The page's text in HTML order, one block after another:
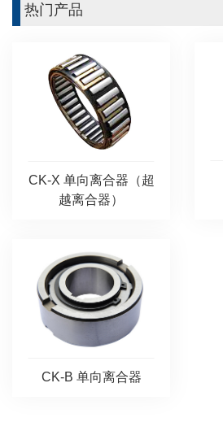
热门产品
CK-X 单向离合器（超
越离合器）
CK-B 单向离合器